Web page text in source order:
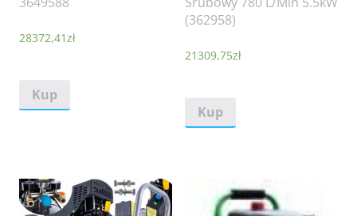
28372,41zł
Kup
(362958)
21309,75zł
Kup